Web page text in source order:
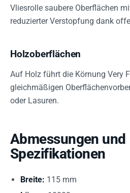
Vliesrolle saubere Oberflächen
reduzierter Verstopfung dank
Holzoberflächen
Auf Holz führt die Körnung Very
gleichmäßigen
oder Lasuren.
Abmessungen und
Spezifikationen
Breite: 115 mm